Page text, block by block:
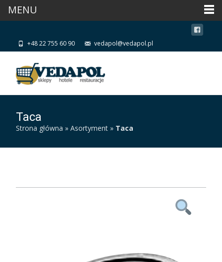
+48 22 755 60 90 vedapol@vedapol.pl
Taca
Strona główna » Asortyment » Taca
MENU